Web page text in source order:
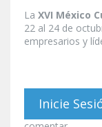
La XVI México
22 al 24 de
empresarios y
Inicie